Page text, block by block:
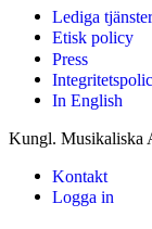
Lediga tjänster
Etisk policy
Press
In English
Kungl. Musikaliska
Kontakt
Logga in